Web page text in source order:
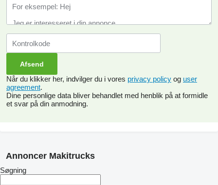
Når du klikker her, indvilger du i vores privacy policy og user
agreement.
Dine personlige data bliver behandlet med henblik på at formidle
et svar på din anmodning.
Annoncer Makitrucks
Søgning